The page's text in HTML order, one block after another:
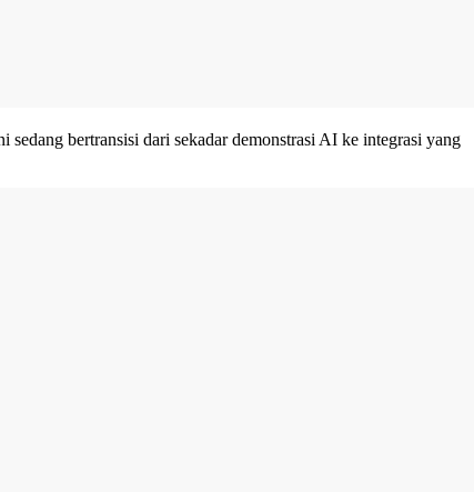
bertransisi dari sekadar demonstrasi AI ke integrasi yang